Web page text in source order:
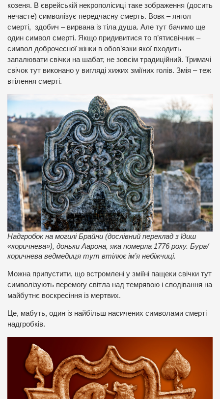
козеня. В єврейській некрополісиці таке зображення (досить
нечасте) символізує передчасну смерть. Вовк – янгол
смерті, здобич – вирвана із тіла душа. Але тут бачимо ще
один символ смерті. Якщо придивитися то п’ятисвічник –
символ доброчесної жінки в обов’язки якої входить
запалювати свічки на шабат, не зовсім традиційний. Тримачі
свічок тут виконано у вигляді хижих зміїних голів. Змія – теж
втілення смерті.
Надгробок на могилі Брайни (дослівний переклад з їдиш
«коричнева»), доньки Аарона, яка померла 1776 року. Бура/
коричнева ведмедиця тут втілює ім’я небіжчиці.
Можна припустити, що встромлені у зміїні пащеки свічки тут
символізують перемогу світла над темрявою і сподівання на
майбутнє воскресіння із мертвих.
Це, мабуть, один із найбільш насичених символами смерті
надгробків.